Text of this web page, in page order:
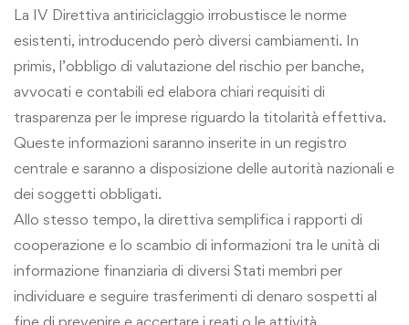
La IV Direttiva antiriciclaggio irrobustisce le norme
esistenti, introducendo però diversi cambiamenti. In
primis, l’obbligo di valutazione del rischio per banche,
avvocati e contabili ed elabora chiari requisiti di
trasparenza per le imprese riguardo la titolarità effettiva.
Queste informazioni saranno inserite in un registro
centrale e saranno a disposizione delle autorità nazionali e
dei soggetti obbligati.
Allo stesso tempo, la direttiva semplifica i rapporti di
cooperazione e lo scambio di informazioni tra le unità di
informazione finanziaria di diversi Stati membri per
individuare e seguire trasferimenti di denaro sospetti al